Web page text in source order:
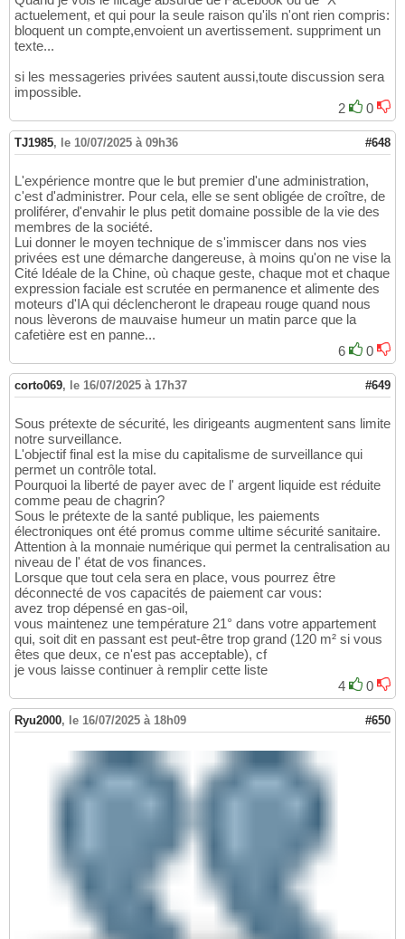
actuelement, et qui pour la seule raison qu'ils n'ont rien compris:
bloquent un compte,envoient un avertissement. suppriment un
texte...
si les messageries privées sautent aussi,toute discussion sera
impossible.
2
0
TJ1985, le 10/07/2025 à 09h36 #648
L'expérience montre que le but premier d'une administration,
c'est d'administrer. Pour cela, elle se sent obligée de croître, de
proliférer, d'envahir le plus petit domaine possible de la vie des
membres de la société.
Lui donner le moyen technique de s'immiscer dans nos vies
privées est une démarche dangereuse, à moins qu'on ne vise la
Cité Idéale de la Chine, où chaque geste, chaque mot et chaque
expression faciale est scrutée en permanence et alimente des
moteurs d'IA qui déclencheront le drapeau rouge quand nous
nous lèverons de mauvaise humeur un matin parce que la
cafetière est en panne...
6
0
corto069, le 16/07/2025 à 17h37 #649
Sous prétexte de sécurité, les dirigeants augmentent sans limite
notre surveillance.
L'objectif final est la mise du capitalisme de surveillance qui
permet un contrôle total.
Pourquoi la liberté de payer avec de l' argent liquide est réduite
comme peau de chagrin?
Sous le prétexte de la santé publique, les paiements
électroniques ont été promus comme ultime sécurité sanitaire.
Attention à la monnaie numérique qui permet la centralisation au
niveau de l' état de vos finances.
Lorsque que tout cela sera en place, vous pourrez être
déconnecté de vos capacités de paiement car vous:
avez trop dépensé en gas-oil,
vous maintenez une température 21° dans votre appartement
qui, soit dit en passant est peut-être trop grand (120 m² si vous
êtes que deux, ce n'est pas acceptable), cf
je vous laisse continuer à remplir cette liste
4
0
Ryu2000, le 16/07/2025 à 18h09 #650